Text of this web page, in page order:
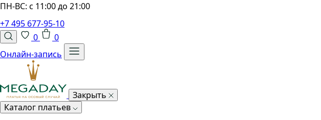
ПН-ВС: с 11:00 до 21:00
+7 495 677-95-10
0
0
Онлайн-запись
Закрыть
Каталог платьев